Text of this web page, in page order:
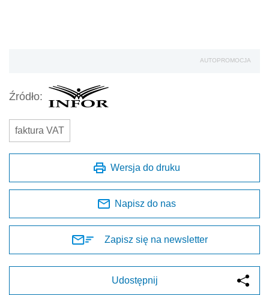
AUTOPROMOCJA
Źródło:
faktura VAT
Wersja do druku
Napisz do nas
Zapisz się na newsletter
Udostępnij